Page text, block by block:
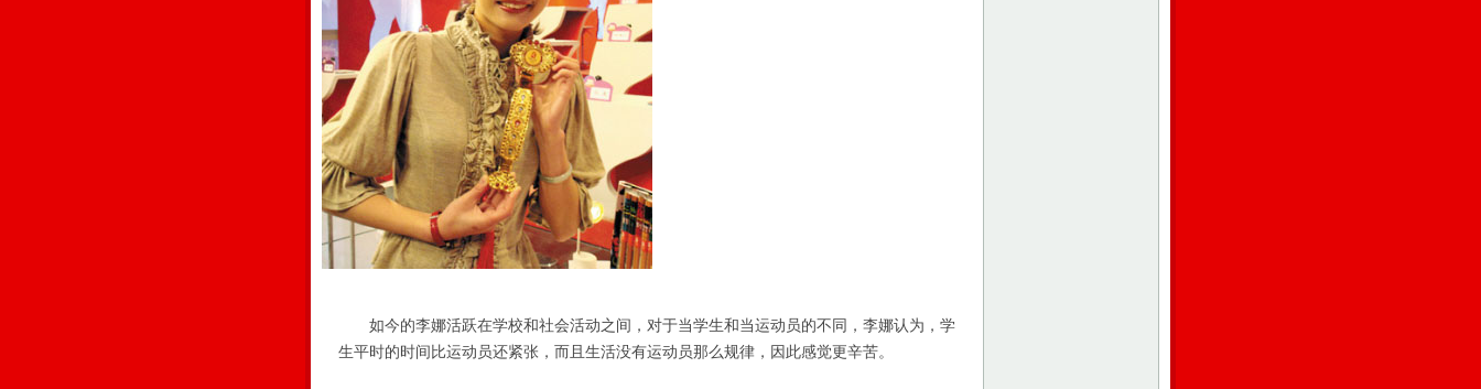
如今的李娜活跃在学校和社会活动之间，对于当学生和当运动员的不同，李娜认为，学
生平时的时间比运动员还紧张，而且生活没有运动员那么规律，因此感觉更辛苦。